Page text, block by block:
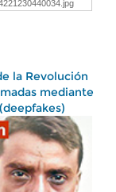
la Revolución
mediante